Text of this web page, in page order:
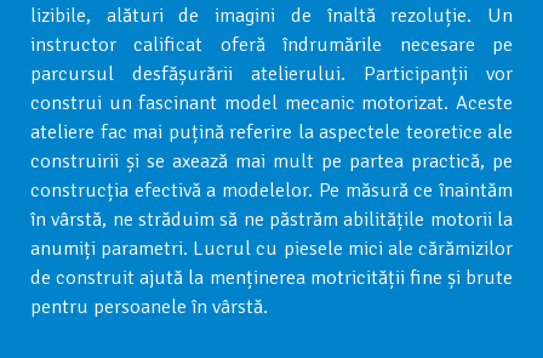
lizibile, alături de imagini de înaltă rezoluție. Un
instructor calificat oferă îndrumările necesare pe
parcursul desfășurării atelierului. Participanții vor
construi un fascinant model mecanic motorizat. Aceste
ateliere fac mai puțină referire la aspectele teoretice ale
construirii și se axează mai mult pe partea practică, pe
construcția efectivă a modelelor. Pe măsură ce înaintăm
în vârstă, ne străduim să ne păstrăm abilitățile motorii la
anumiți parametri. Lucrul cu piesele mici ale cărămizilor
de construit ajută la menținerea motricității fine și brute
pentru persoanele în vârstă.